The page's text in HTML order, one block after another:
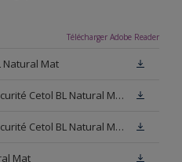
Télécharger Adobe Reader
Natural Mat
Fiche de données de sécurité Cetol BL Natural Mat Hêtre
Fiche de données de sécurité Cetol BL Natural Mat Chêne Clair
Mat